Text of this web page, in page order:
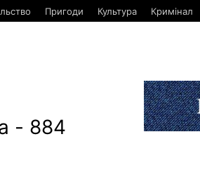
Пригоди Культура Кримінал
- 884